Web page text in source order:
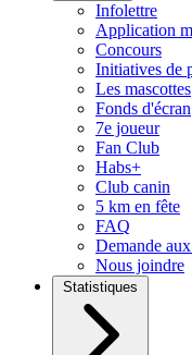
Infolettre
Application
Concours
Initiatives de
Les mascottes
Fonds d'écran
7e joueur
Fan Club
Habs+
Club canin
5 km en fête
FAQ
Demande
Nous joindre
Statistiques